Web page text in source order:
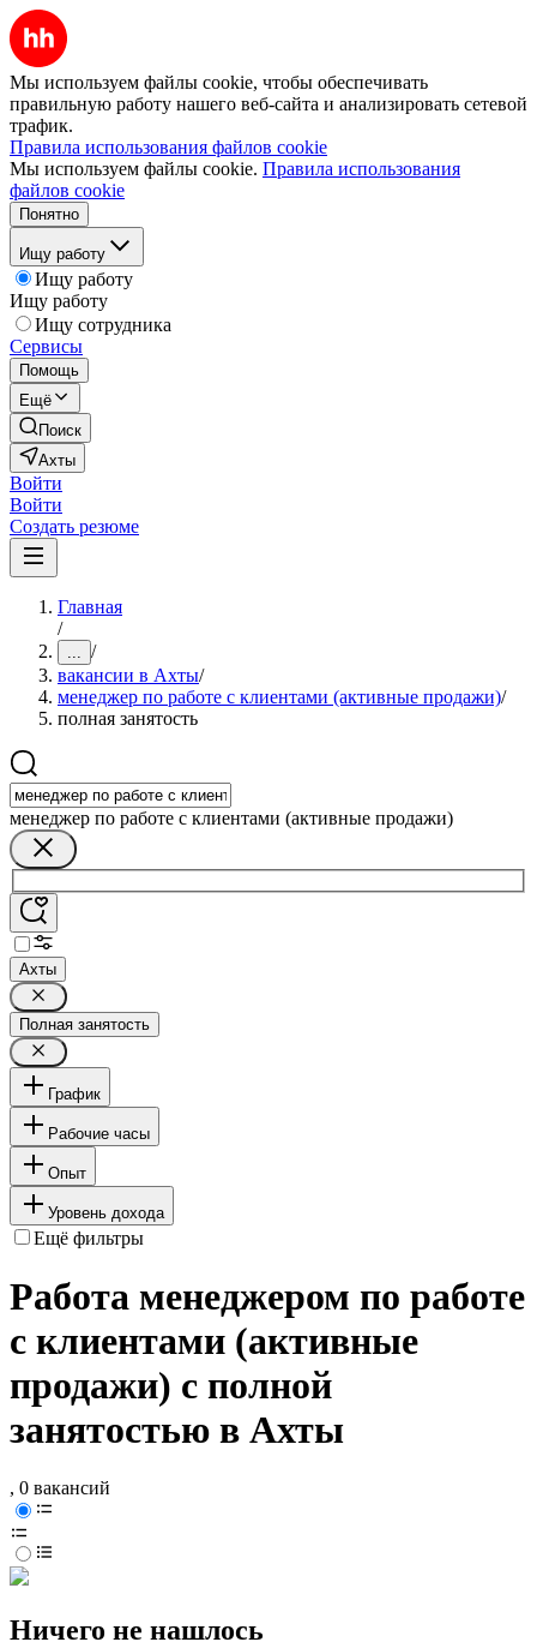
Мы используем файлы cookie, чтобы обеспечивать
правильную работу нашего веб-сайта и анализировать сетевой
трафик.
Правила использования файлов cookie
Мы используем файлы cookie. Правила использования
файлов cookie
Понятно
Ищу работу
Ищу работу
Ищу работу
Ищу сотрудника
Сервисы
Помощь
Ещё
Поиск
Ахты
Войти
Войти
Создать резюме
Главная
/
... /
вакансии в Ахты/
менеджер по работе с клиентами (активные продажи)/
полная занятость
менеджер по работе с клиентами (активные продажи)
Ахты
Полная занятость
График
Рабочие часы
Опыт
Уровень дохода
Ещё фильтры
Работа менеджером по работе
с клиентами (активные
продажи) с полной
занятостью в Ахты
, 0 вакансий
Ничего не нашлось